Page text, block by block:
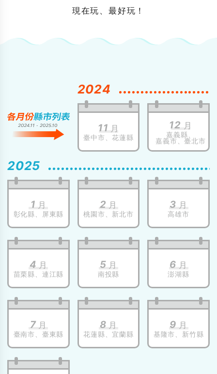
現在玩、最好玩！
2024
11 月
臺中市、花蓮縣
12 月
嘉義縣、
嘉義市、臺北市
2025
1 月
彰化縣、 屏東縣
2 月
桃園市、 新北市
3 月
高雄市
4 月
苗栗縣、 連江縣
5 月
南投縣
6 月
澎湖縣
7 月
臺南市、 臺東縣
8 月
花蓮縣、 宜蘭縣
9 月
基隆市、 新竹縣